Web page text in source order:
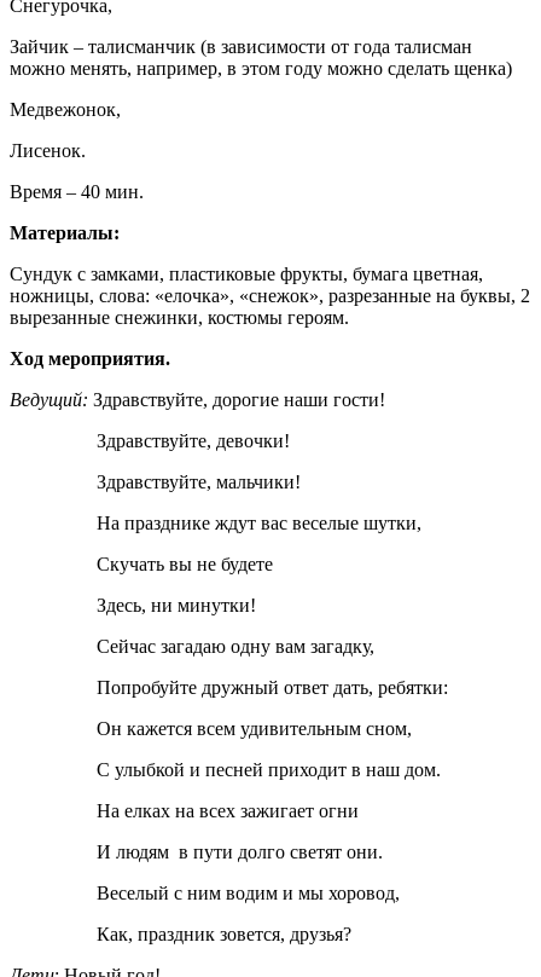
Снегурочка,
Зайчик – талисманчик (в зависимости от года талисман
можно менять, например, в этом году можно сделать щенка)
Медвежонок,
Лисенок.
Время – 40 мин.
Материалы:
Сундук с замками, пластиковые фрукты, бумага цветная,
ножницы, слова: «елочка», «снежок», разрезанные на буквы, 2
вырезанные снежинки, костюмы героям.
Ход мероприятия.
Ведущий: Здравствуйте, дорогие наши гости!
Здравствуйте, девочки!
Здравствуйте, мальчики!
На празднике ждут вас веселые шутки,
Скучать вы не будете
Здесь, ни минутки!
Сейчас загадаю одну вам загадку,
Попробуйте дружный ответ дать, ребятки:
Он кажется всем удивительным сном,
С улыбкой и песней приходит в наш дом.
На елках на всех зажигает огни
И людям в пути долго светят они.
Веселый с ним водим и мы хоровод,
Как, праздник зовется, друзья?